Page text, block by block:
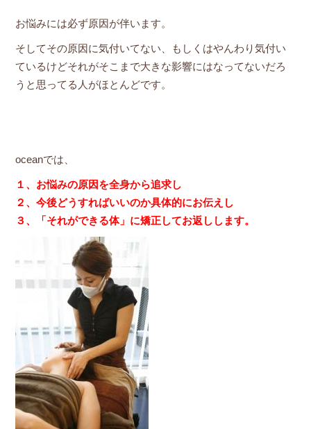
お悩みには必ず原因が伴います。
そしてその原因に気付いてない、もしくはやんわり気付い
ているけどそれがそこまで大きな影響にはなってないだろ
うと思ってる人がほとんどです。
oceanでは、
１、お悩みの原因を全身から追求し
２、今後どうすればいいのか具体的にお伝えし
３、「それができる体」に矯正してお返しします。